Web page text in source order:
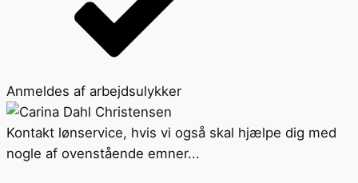
Anmeldes af arbejdsulykker
Kontakt lønservice, hvis vi også skal hjælpe dig med
nogle af ovenstående emner...